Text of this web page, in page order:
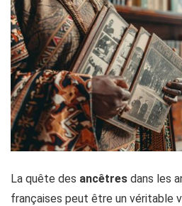
La quête des ancêtres dans les
françaises peut être un véritable